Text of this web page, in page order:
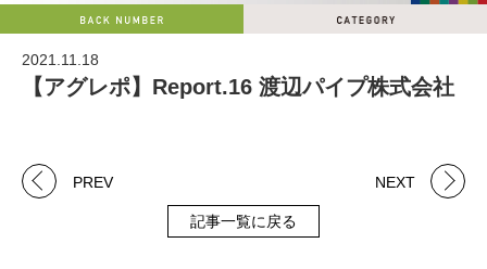
2021.11.18
【アグレポ】Report.16 渡辺パイプ株式会社
PREV
記事一覧に戻る
NEXT